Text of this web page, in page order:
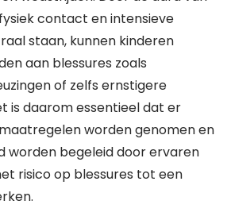
contact en intensieve
staan, kunnen kinderen
aan blessures zoals
of zelfs ernstigere
is daarom essentieel dat er
worden genomen en
worden begeleid door ervaren
risico op blessures tot een